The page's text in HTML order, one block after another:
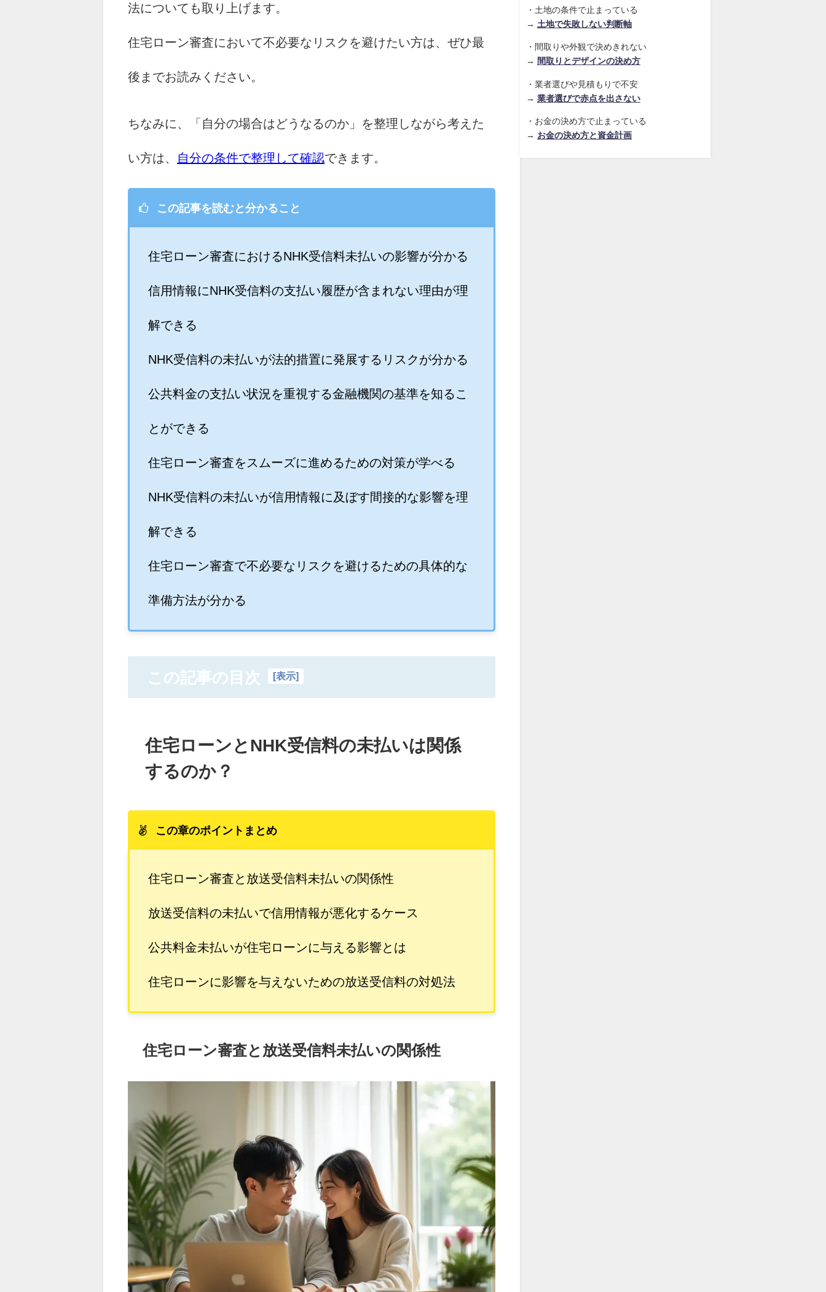
法についても取り上げます。
住宅ローン審査において不必要なリスクを避けたい方は、ぜひ最
後までお読みください。
ちなみに、「自分の場合はどうなるのか」を整理しながら考えた
い方は、 自分の条件で整理して確認できます。
この記事を読むと分かること
住宅ローン審査におけるNHK受信料未払いの影響が分かる
信用情報にNHK受信料の支払い履歴が含まれない理由が理
解できる
NHK受信料の未払いが法的措置に発展するリスクが分かる
公共料金の支払い状況を重視する金融機関の基準を知るこ
とができる
住宅ローン審査をスムーズに進めるための対策が学べる
NHK受信料の未払いが信用情報に及ぼす間接的な影響を理
解できる
住宅ローン審査で不必要なリスクを避けるための具体的な
準備方法が分かる
この記事の目次 [表示]
住宅ローンとNHK受信料の未払いは関係
するのか？
この章のポイントまとめ
住宅ローン審査と放送受信料未払いの関係性
放送受信料の未払いで信用情報が悪化するケース
公共料金未払いが住宅ローンに与える影響とは
住宅ローンに影響を与えないための放送受信料の対処法
住宅ローン審査と放送受信料未払いの関係性
・土地の条件で止まっている
→ 土地で失敗しない判断軸
・間取りや外観で決めきれない
→
間取りとデザインの決め方
・業者選びや見積もりで不安
→ 業者選びで赤点を出さない
・お金の決め方で止まっている
→ お金の決め方と資金計画